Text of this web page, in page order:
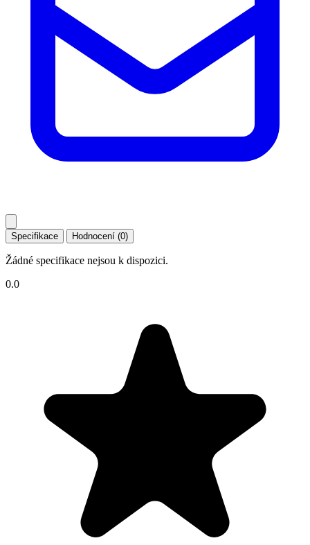
Specifikace Hodnocení (0)
Žádné specifikace nejsou k dispozici.
0.0